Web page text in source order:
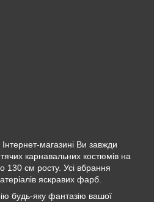
магазині Ви завжди
карнавальних костюмів на
130 см росту. Усі вбрання
яскравих фарб.
будь-яку фантазію вашої